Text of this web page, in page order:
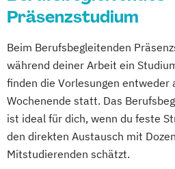
Management
Marketing
Computer Science (EN)
Consumer Research &
Marketing
Controlling & Business
Diagnostischer
Präsenzstudium
Beim Berufsbegleitenden
während deiner Arbeit ein
finden die Vorlesungen entweder
Wochenende statt. Das
ist ideal für dich, wenn du feste
den direkten Austausch mit
Mitstudierenden schätzt.